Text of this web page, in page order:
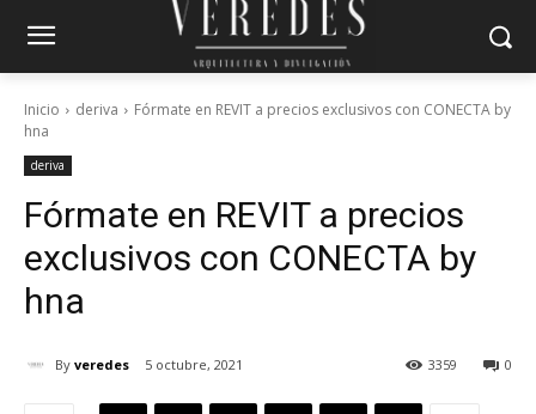
Inicio deriva
Fórmate en REVIT a precios exclusivos con CONECTA by
hna
deriva
Fórmate en REVIT a precios
exclusivos con CONECTA by
hna
By veredes 5 octubre, 2021 0
3359